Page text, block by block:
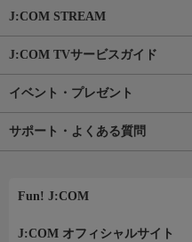
J:COM STREAM
J:COM TVサービスガイド
イベント・プレゼント
サポート・よくある質問
Fun! J:COM
J:COM オフィシャルサイト